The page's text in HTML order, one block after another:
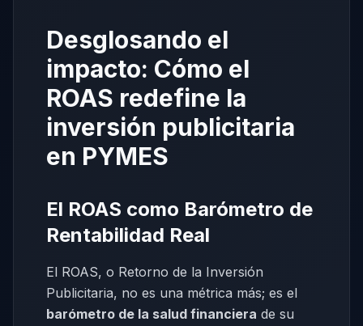
Desglosando el
impacto: Cómo el
ROAS redefine la
inversión publicitaria
en PYMES
El ROAS como Barómetro de
Rentabilidad Real
El ROAS, o Retorno de la Inversión
Publicitaria, no es una métrica más; es el
barómetro de la salud financiera de su